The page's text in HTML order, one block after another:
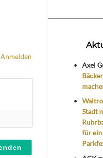
Anmelden
Axel
Stadt
für ein